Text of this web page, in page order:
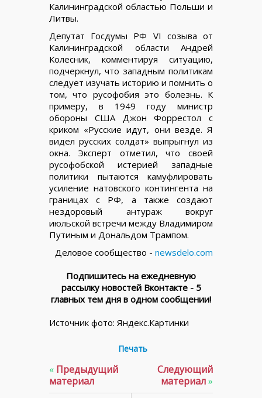
Калининградской областью Польши и
Литвы.
Депутат Госдумы РФ VI созыва от
Калининградской области Андрей
Колесник, комментируя ситуацию,
подчеркнул, что западным политикам
следует изучать историю и помнить о
том, что русофобия это болезнь. К
примеру, в 1949 году министр
обороны США Джон Форрестол с
криком «Русские идут, они везде. Я
видел русских солдат» выпрыгнул из
окна. Эксперт отметил, что своей
русофобской истерией западные
политики пытаются камуфлировать
усиление натовского контингента на
границах с РФ, а также создают
нездоровый антураж вокруг
июльской встречи между Владимиром
Путиным и Дональдом Трампом.
Деловое сообщество - newsdelo.com
Подпишитесь на ежедневную
рассылку новостей Вконтакте - 5
главных тем дня в одном сообщении!
Источник фото: Яндекс.Картинки
Печать
« Предыдущий
материал
Следующий
материал»